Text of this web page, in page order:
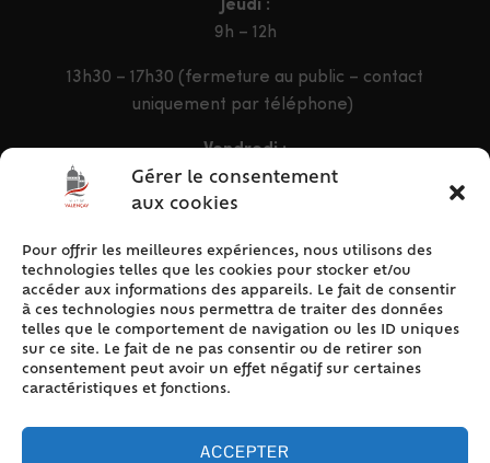
Gérer le consentement
aux cookies
Pour offrir les meilleures expériences, nous utilisons des
technologies telles que les cookies pour stocker et/ou
accéder aux informations des appareils. Le fait de consentir
à ces technologies nous permettra de traiter des données
telles que le comportement de navigation ou les ID uniques
sur ce site. Le fait de ne pas consentir ou de retirer son
consentement peut avoir un effet négatif sur certaines
caractéristiques et fonctions.
ACCEPTER
Jeudi :
9h – 12h
13h30 – 17h30 (fermeture au public – contact
uniquement par téléphone)
Vendredi :
9h – 12h & 13h30 – 16h30
ACCÈS RAPIDE
Accueil
Contact
Plan du site
Mentions légales
Politique de cookies (UE)